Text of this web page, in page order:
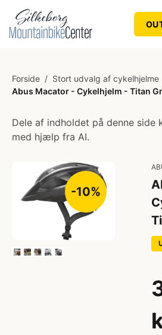
Forside / Stort udvalg af cykelhjelme
Abus Macator - Cykelhjelm - Titan
Dele af indholdet på denne side
med hjælp fra AI.
-10%